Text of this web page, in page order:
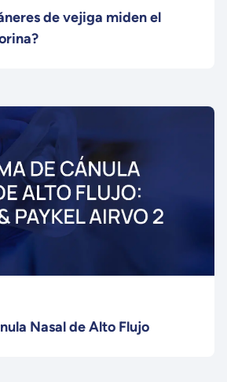
de vejiga miden el
Nasal de Alto Flujo